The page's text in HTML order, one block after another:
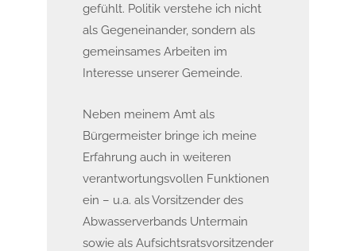
gefühlt. Politik verstehe ich nicht
als Gegeneinander, sondern als
gemeinsames Arbeiten im
Interesse unserer Gemeinde.
Neben meinem Amt als
Bürgermeister bringe ich meine
Erfahrung auch in weiteren
verantwortungsvollen Funktionen
ein – u.a. als Vorsitzender des
Abwasserverbands Untermain
sowie als Aufsichtsratsvorsitzender